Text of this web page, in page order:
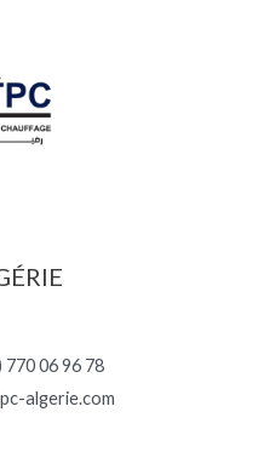
770 06 96 78
algerie.com